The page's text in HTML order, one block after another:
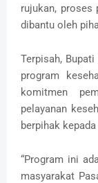
rujukan, proses
dibantu oleh
Terpisah,
program
komitmen
pelayanan
berpihak
“Program ini
masyarakat